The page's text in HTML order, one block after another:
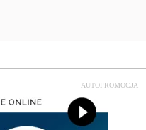
AUTOPROMOCJA